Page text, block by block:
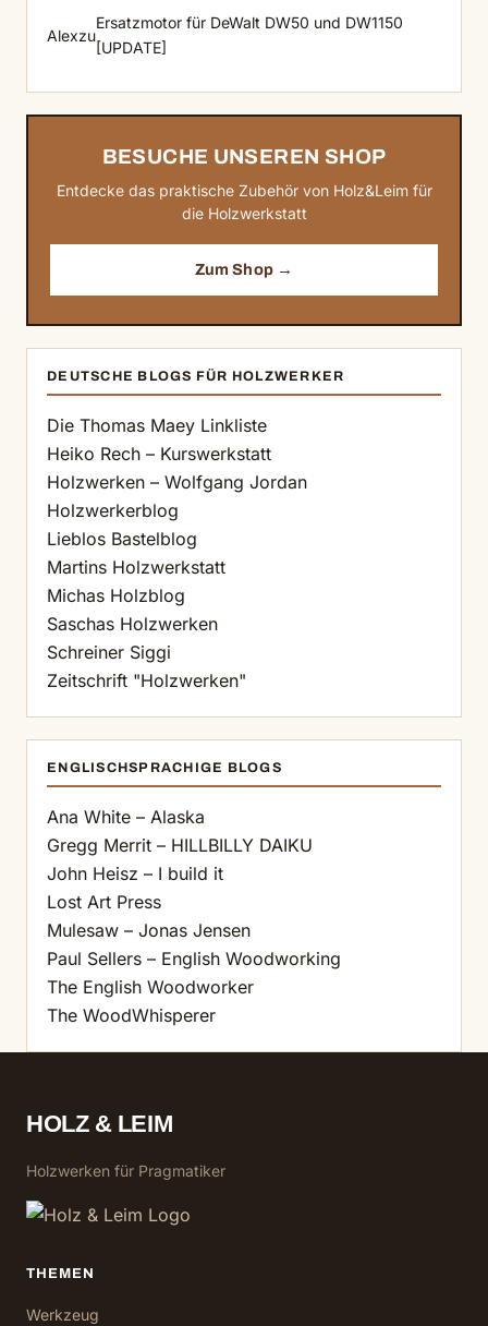
Alexzu
Ersatzmotor für DeWalt DW50 und DW1150
[UPDATE]
BESUCHE UNSEREN SHOP
Entdecke das praktische Zubehör von Holz&Leim für
die Holzwerkstatt
Zum Shop →
DEUTSCHE BLOGS FÜR HOLZWERKER
Die Thomas Maey Linkliste
Heiko Rech – Kurswerkstatt
Holzwerken – Wolfgang Jordan
Holzwerkerblog
Lieblos Bastelblog
Martins Holzwerkstatt
Michas Holzblog
Saschas Holzwerken
Schreiner Siggi
Zeitschrift "Holzwerken"
ENGLISCHSPRACHIGE BLOGS
Ana White – Alaska
Gregg Merrit – HILLBILLY DAIKU
John Heisz – I build it
Lost Art Press
Mulesaw – Jonas Jensen
Paul Sellers – English Woodworking
The English Woodworker
The WoodWhisperer
HOLZ & LEIM
Holzwerken für Pragmatiker
THEMEN
Werkzeug